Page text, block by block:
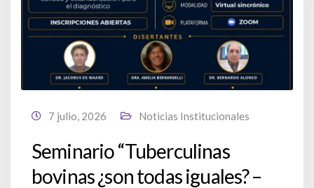
7 julio, 2026 Noticias Institucionales
Seminario “Tuberculinas
bovinas ¿son todas iguales? –